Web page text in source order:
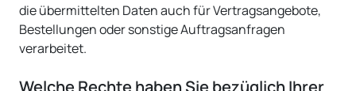
die übermittelten Daten auch für Vertragsangebote,
Bestellungen oder sonstige Auftragsanfragen
verarbeitet.
Welche Rechte haben Sie bezüglich Ihrer